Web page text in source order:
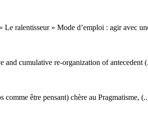
ralentisseur » Mode d’emploi : agir avec
and cumulative re-organization of antecedent
être pensant) chère au Pragmatisme,